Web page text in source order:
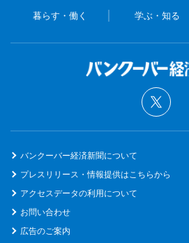
暮らす・働く 学ぶ・知る
バンクーバー経済新聞について
プレスリリース・情報提供はこちらから
アクセスデータの利用について
お問い合わせ
広告のご案内